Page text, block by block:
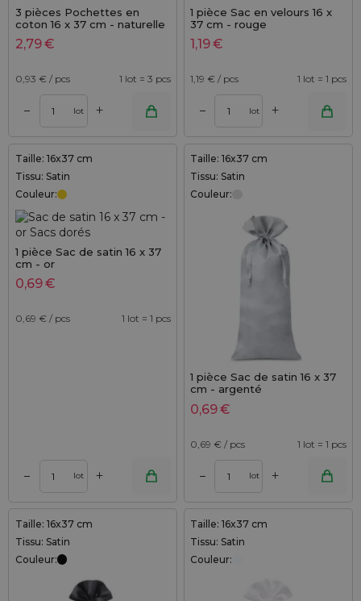
3 pièces Pochettes en
coton 16 x 37 cm - naturelle
2,79€
0,93 € / pcs 1 lot = 3 pcs
– lot +
1 pièce Sac en velours 16 x
37 cm - rouge
1,19€
1,19 € / pcs 1 lot = 1 pcs
– lot +
Taille: 16x37 cm
Tissu: Satin
Couleur:
1 pièce Sac de satin 16 x 37
cm - or
0,69€
0,69 € / pcs 1 lot = 1 pcs
– lot +
Taille: 16x37 cm
Tissu: Satin
Couleur:
1 pièce Sac de satin 16 x 37
cm - argenté
0,69€
0,69 € / pcs 1 lot = 1 pcs
– lot +
Taille: 16x37 cm
Tissu: Satin
Couleur:
Taille: 16x37 cm
Tissu: Satin
Couleur: